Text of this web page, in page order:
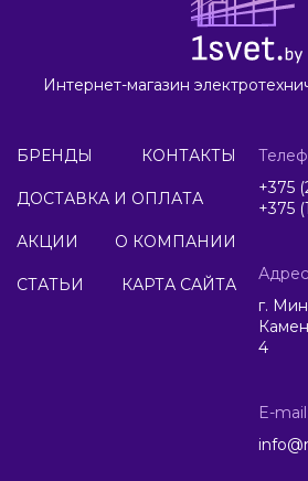
Интернет-магазин
БРЕНДЫ КОНТАКТЫ
ДОСТАВКА И ОПЛАТА
АКЦИИ О КОМПАНИИ
СТАТЬИ КАРТА САЙТА
+375
+375
Адрес
г.
4
E-mail